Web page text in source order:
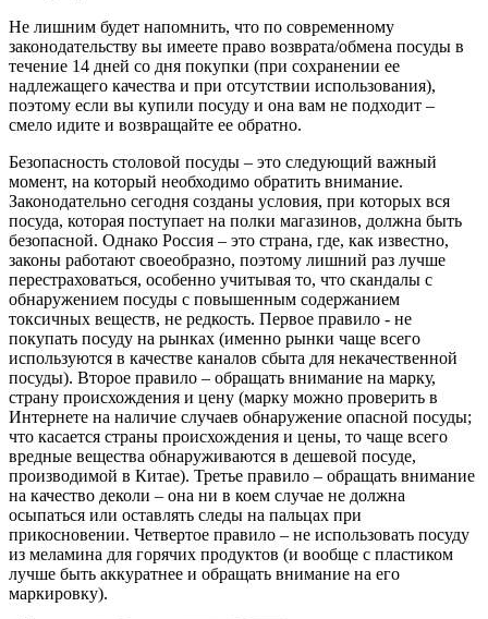
Не лишним будет напомнить, что по современному
законодательству вы имеете право возврата/обмена посуды в
течение 14 дней со дня покупки (при сохранении ее
надлежащего качества и при отсутствии использования),
поэтому если вы купили посуду и она вам не подходит –
смело идите и возвращайте ее обратно.
Безопасность столовой посуды – это следующий важный
момент, на который необходимо обратить внимание.
Законодательно сегодня созданы условия, при которых вся
посуда, которая поступает на полки магазинов, должна быть
безопасной. Однако Россия – это страна, где, как известно,
законы работают своеобразно, поэтому лишний раз лучше
перестраховаться, особенно учитывая то, что скандалы с
обнаружением посуды с повышенным содержанием
токсичных веществ, не редкость. Первое правило - не
покупать посуду на рынках (именно рынки чаще всего
используются в качестве каналов сбыта для некачественной
посуды). Второе правило – обращать внимание на марку,
страну происхождения и цену (марку можно проверить в
Интернете на наличие случаев обнаружение опасной посуды;
что касается страны происхождения и цены, то чаще всего
вредные вещества обнаруживаются в дешевой посуде,
производимой в Китае). Третье правило – обращать внимание
на качество деколи – она ни в коем случае не должна
осыпаться или оставлять следы на пальцах при
прикосновении. Четвертое правило – не использовать посуду
из меламина для горячих продуктов (и вообще с пластиком
лучше быть аккуратнее и обращать внимание на его
маркировку).